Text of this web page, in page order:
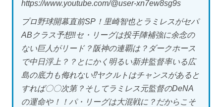
https://www.youtube.com/@user-xn7ew8sg9s
プロ野球開幕直前SP！里崎智也とラミレスがセパ
ABクラス予想‼︎セ・リーグは投手陣補強に余念の
ない巨人がリード？阪神の連覇は？ダークホース
で中日浮上？？とにかく明るい新井監督率いる広
島の底力も侮れない⁉︎ヤクルトはチャンスがあると
すれば〇〇次第？そしてラミレス元監督のDeNA
の運命や！！パ・リーグは大混戦に？だからこそ